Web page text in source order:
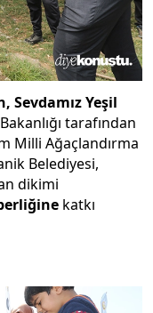
Sevdamız Yeşil
tarafından
Milli Ağaçlandırma
Belediyesi,
dikimi
katkı